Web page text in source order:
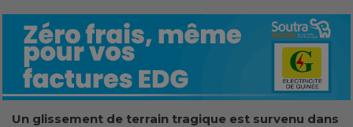
Un glissement de terrain tragique est survenu dans